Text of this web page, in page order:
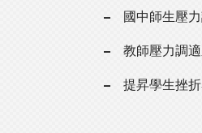
國中師生壓
教師壓力調
提昇學生挫